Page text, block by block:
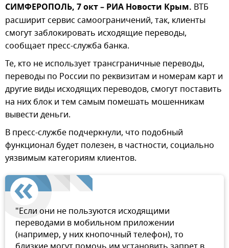
СИМФЕРОПОЛЬ, 7 окт – РИА Новости Крым. ВТБ
расширит сервис самоограничений, так, клиенты
смогут заблокировать исходящие переводы,
сообщает пресс-служба банка.
Те, кто не использует трансграничные переводы,
переводы по России по реквизитам и номерам карт и
другие виды исходящих переводов, смогут поставить
на них блок и тем самым помешать мошенникам
вывести деньги.
В пресс-службе подчеркнули, что подобный
функционал будет полезен, в частности, социально
уязвимым категориям клиентов.
"Если они не пользуются исходящими
переводами в мобильном приложении
(например, у них кнопочный телефон), то